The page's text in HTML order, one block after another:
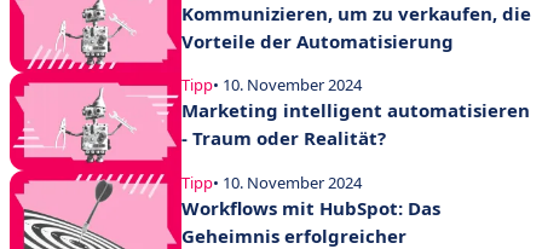
Kommunizieren, um zu verkaufen, die
Vorteile der Automatisierung
Tipp• 10. November 2024
Marketing intelligent automatisieren
- Traum oder Realität?
Tipp• 10. November 2024
Workflows mit HubSpot: Das
Geheimnis erfolgreicher